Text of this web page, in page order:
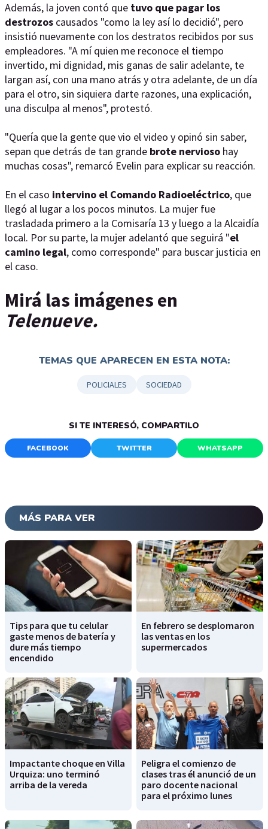
Además, la joven contó que tuvo que pagar los
destrozos causados "como la ley así lo decidió", pero
insistió nuevamente con los destratos recibidos por sus
empleadores. "A mí quien me reconoce el tiempo
invertido, mi dignidad, mis ganas de salir adelante, te
largan así, con una mano atrás y otra adelante, de un día
para el otro, sin siquiera darte razones, una explicación,
una disculpa al menos", protestó.
"Quería que la gente que vio el video y opinó sin saber,
sepan que detrás de tan grande brote nervioso hay
muchas cosas", remarcó Evelin para explicar su reacción.
En el caso intervino el Comando Radioeléctrico, que
llegó al lugar a los pocos minutos. La mujer fue
trasladada primero a la Comisaría 13 y luego a la Alcaidía
local. Por su parte, la mujer adelantó que seguirá "el
camino legal, como corresponde" para buscar justicia en
el caso.
Mirá las imágenes en
Telenueve.
TEMAS QUE APARECEN EN ESTA NOTA:
POLICIALES SOCIEDAD
SI TE INTERESÓ, COMPARTILO
FACEBOOK TWITTER WHATSAPP
MÁS PARA VER
Tips para que tu celular
gaste menos de batería y
dure más tiempo
encendido
En febrero se desplomaron
las ventas en los
supermercados
Impactante choque en Villa
Urquiza: uno terminó
arriba de la vereda
Peligra el comienzo de
clases tras él anunció de un
paro docente nacional
para el próximo lunes